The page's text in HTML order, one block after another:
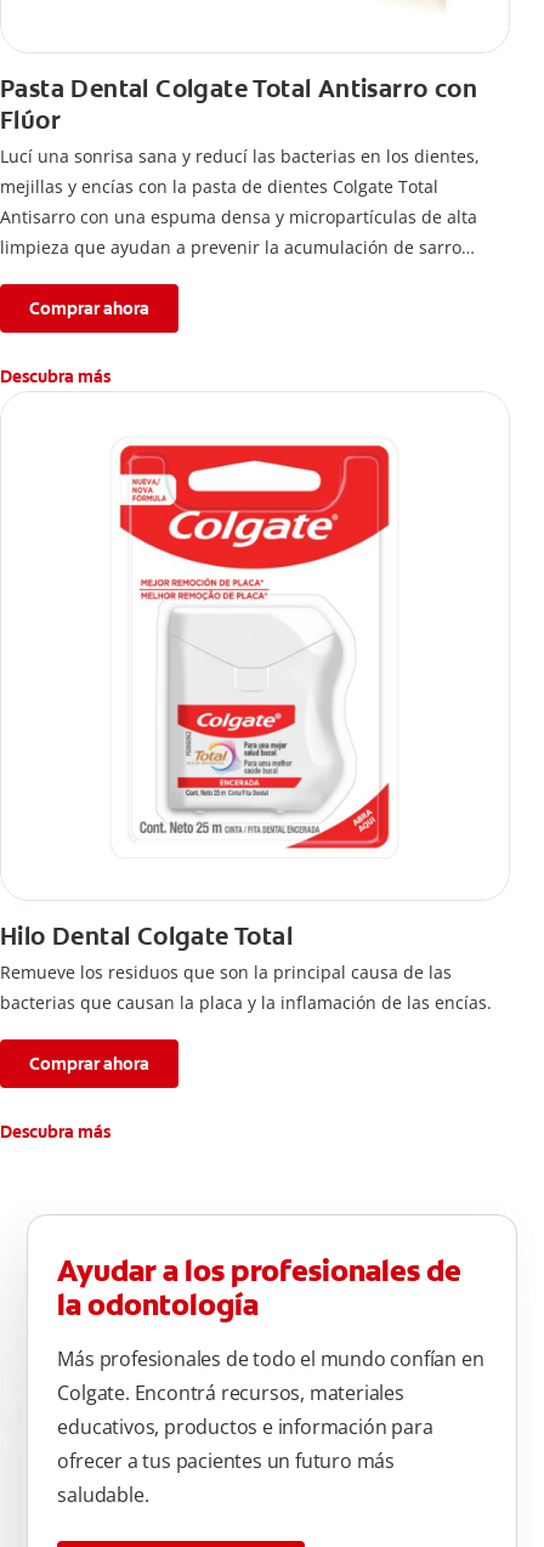
Pasta Dental Colgate Total Antisarro con
Flúor
Lucí una sonrisa sana y reducí las bacterias en los dientes,
mejillas y encías con la pasta de dientes Colgate Total
Antisarro con una espuma densa y micropartículas de alta
limpieza que ayudan a prevenir la acumulación de sarro
Comprar ahora
Descubra más
Hilo Dental Colgate Total
Remueve los residuos que son la principal causa de las
bacterias que causan la placa y la inflamación de las encías.
Comprar ahora
Descubra más
Ayudar a los profesionales de
la odontología
Más profesionales de todo el mundo confían en
Colgate. Encontrá recursos, materiales
educativos, productos e información para
ofrecer a tus pacientes un futuro más
saludable.